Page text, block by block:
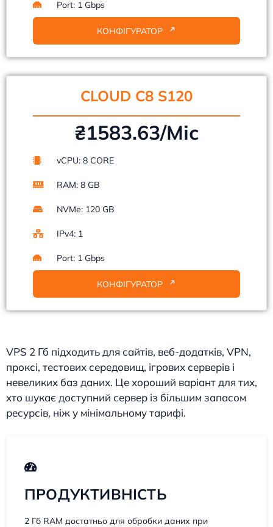
Port: 1 Gbps
КОНФІГУРАТОР
CLOUD C8 S120
₴1583.63/Mіс
vCPU: 8 CORE
RAM: 8 GB
NVMe: 120 GB
IPv4: 1
Port: 1 Gbps
КОНФІГУРАТОР
VPS 2 Гб підходить для сайтів, веб-додатків, VPN,
проксі, тестових середовищ, ігрових серверів і
невеликих баз даних. Це хороший варіант для тих,
хто шукає доступний сервер із більшим запасом
ресурсів, ніж у мінімальному тарифі.
ПРОДУКТИВНІСТЬ
2 Гб RAM достатньо для обробки даних при